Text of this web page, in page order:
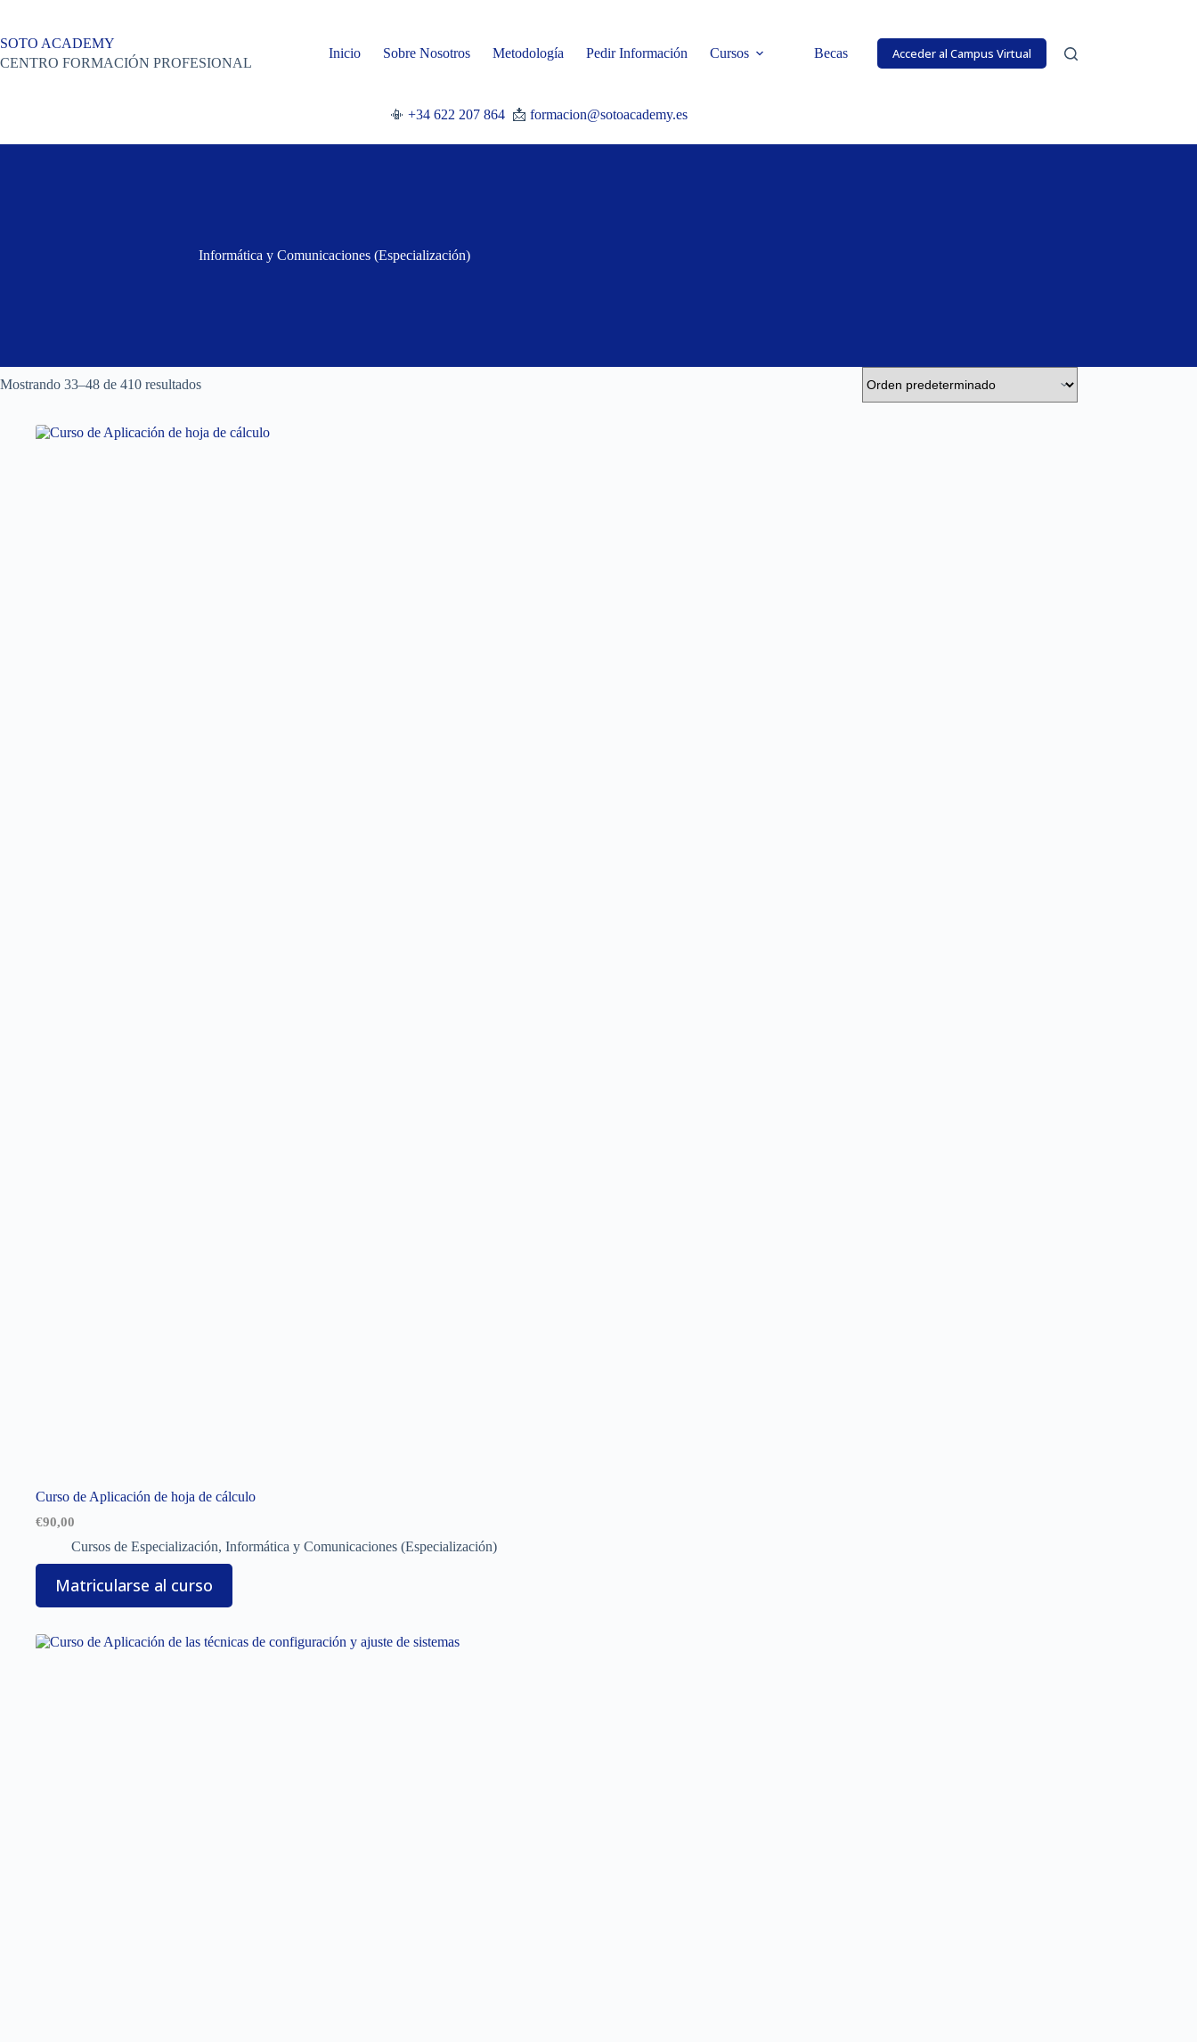
contenido
SOTO ACADEMY
CENTRO FORMACIÓN PROFESIONAL
Inicio Sobre Nosotros Metodología Pedir Información Cursos Becas Acceder al Campus Virtual
📳 +34 622 207 864📩 formacion@sotoacademy.es
Informática y Comunicaciones (Especialización)
Mostrando 33–48 de 410 resultados
Curso de Aplicación de hoja de cálculo
€90,00
Cursos de Especialización, Informática y Comunicaciones (Especialización)
Matricularse al curso